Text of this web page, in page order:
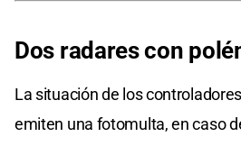
Dos radares con
La situación de los
emiten una fotomulta, en caso